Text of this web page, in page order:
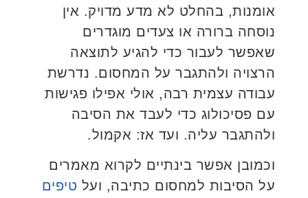
אומנות, בהחלט לא מדע מדויק. אין
נוסחה ברורה או צעדים מוגדרים
שאפשר לעבור כדי להגיע לתוצאה
הרצויה ולהתגבר על המחסום. נדרשת
עבודה עצמית רבה, אולי אפילו פגישות
עם פסיכולוג כדי לעבד את הסיבה
ולהתגבר עליה. ועד אז: אקמול.
וכמובן אפשר בינתיים לקרוא מאמרים
על הסיבות למחסום כתיבה, ועל טיפים